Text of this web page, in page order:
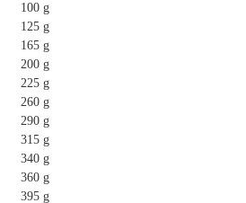
100 g
125 g
165 g
200 g
225 g
260 g
290 g
315 g
340 g
360 g
395 g